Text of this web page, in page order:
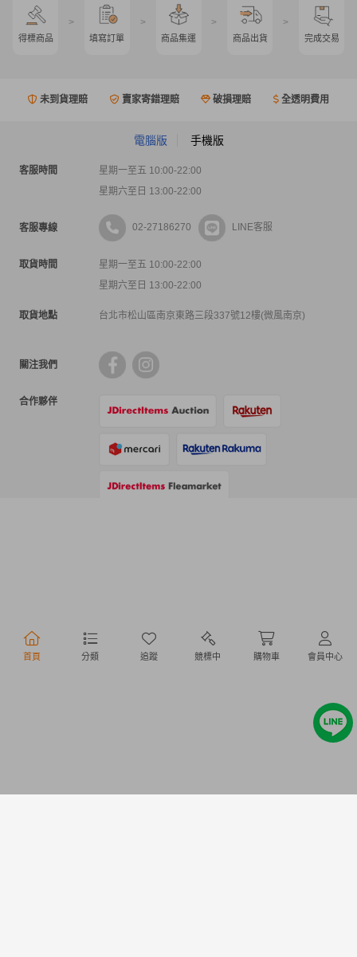
首頁 分類 追蹤 競標中 購物車 會員中心
得標商品
>
填寫訂單
>
商品集運
>
商品出貨
>
完成交易
未到貨理賠 賣家寄錯理賠 破損理賠 全透明費用
電腦版 手機版
客服時間
星期一至五 10:00-22:00
星期六至日 13:00-22:00
客服專線 02-27186270 LINE客服
取貨時間
星期一至五 10:00-22:00
星期六至日 13:00-22:00
取貨地點 台北市松山區南京東路三段337號12樓(微風南京)
關注我們
合作夥伴
行動購物